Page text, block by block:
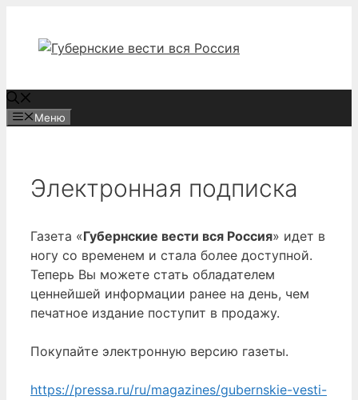
содержимому
Меню
Электронная подписка
Газета «Губернские вести вся Россия» идет в
ногу со временем и стала более доступной.
Теперь Вы можете стать обладателем
ценнейшей информации ранее на день, чем
печатное издание поступит в продажу.
Покупайте электронную версию газеты.
https://pressa.ru/ru/magazines/gubernskie-vesti-